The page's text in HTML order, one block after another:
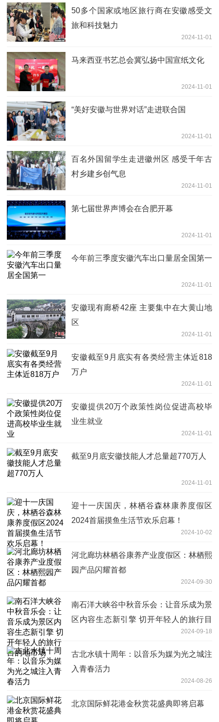
50多个国家或地区旅行商在安徽感受文
旅和科技魅力
2024-11-01
马来西亚书艺总会冀弘扬中国宣纸文化
2024-11-01
“美好安徽与世界对话”走进联合国
2024-11-01
百名外国留学生走进徽州区 感受千年古
村乡建乡创气息
2024-11-01
第七届世界声博会在合肥开幕
2024-11-01
今年前三季度安徽汽车出口量居全国第一
2024-11-01
安徽现有廊桥42座 主要集中在大黄山地
区
2024-11-01
安徽截至9月底实有各类经营主体近818
万户
2024-11-01
安徽提供20万个政策性岗位促进高校毕
业生就业
2024-11-01
截至9月底安徽技能人才总量超770万人
2024-11-01
迎十一庆国庆，林栖谷森林康养度假区
2024首届摸鱼生活节欢乐启幕！
2024-10-02
河北廊坊林栖谷康养产业度假区：林栖熙
园产品闪耀首都
2024-09-30
南石洋大峡谷中秋音乐会：让音乐成为景
区内容生态新引擎 切开年轻人的旅行目
2024-09-18
古北水镇十周年：以音乐为媒为光之城注
入青春活力
2024-08-26
北京国际鲜花港金秋赏花盛典即将启幕